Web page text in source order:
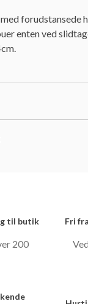
forudstansede
enten ved
til butik
200
Fri